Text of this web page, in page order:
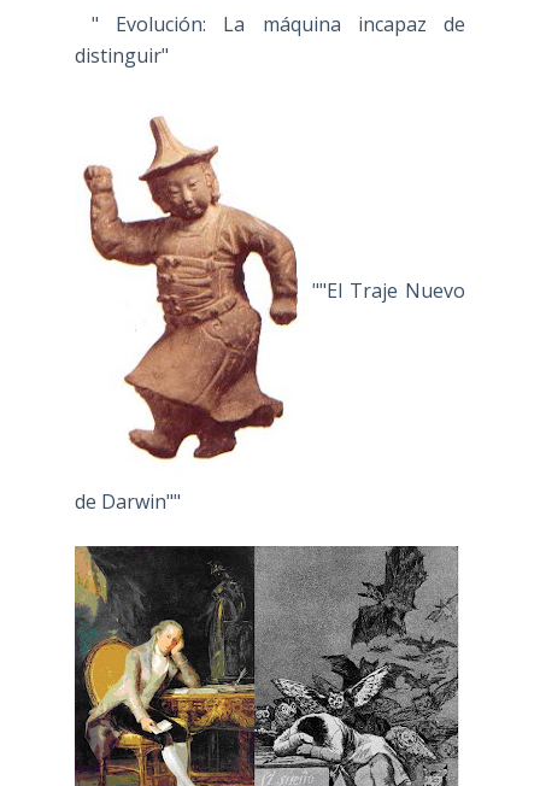
" Evolución: La máquina incapaz de
distinguir"
""El Traje Nuevo
de Darwin""